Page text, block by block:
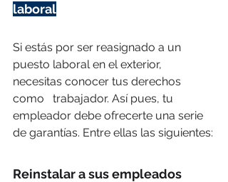
laboral
Si estás por ser reasignado a un
puesto laboral en el exterior,
necesitas conocer tus derechos
como   trabajador. Así pues, tu
empleador debe ofrecerte una serie
de garantías. Entre ellas las siguientes:
Reinstalar a sus empleados